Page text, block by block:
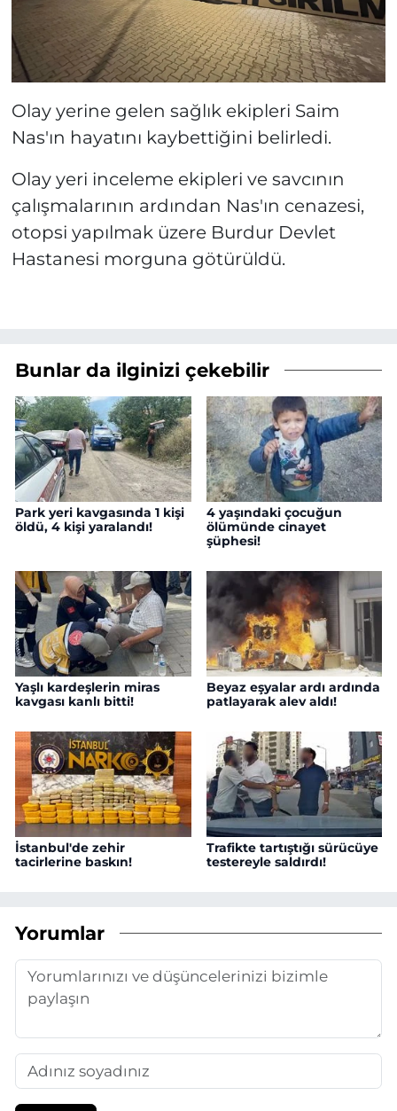
Olay yerine gelen sağlık ekipleri Saim
Nas'ın hayatını kaybettiğini belirledi.
Olay yeri inceleme ekipleri ve savcının
çalışmalarının ardından Nas'ın cenazesi,
otopsi yapılmak üzere Burdur Devlet
Hastanesi morguna götürüldü.
Bunlar da ilginizi çekebilir
Park yeri kavgasında 1 kişi
öldü, 4 kişi yaralandı!
4 yaşındaki çocuğun
ölümünde cinayet
şüphesi!
Yaşlı kardeşlerin miras
kavgası kanlı bitti!
Beyaz eşyalar ardı ardında
patlayarak alev aldı!
İstanbul'de zehir
tacirlerine baskın!
Trafikte tartıştığı sürücüye
testereyle saldırdı!
Yorumlar